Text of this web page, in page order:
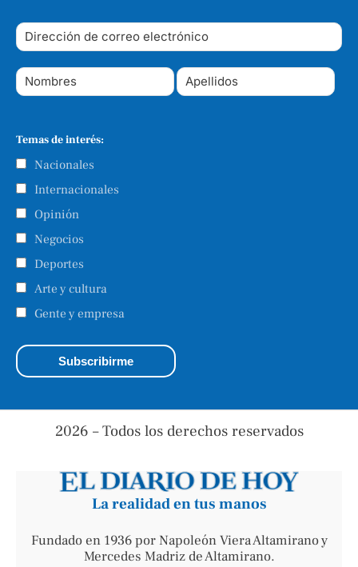
Temas de interés:
Nacionales
Internacionales
Opinión
Negocios
Deportes
Arte y cultura
Gente y empresa
2026 – Todos los derechos reservados
La realidad en tus manos
Fundado en 1936 por Napoleón Viera Altamirano y
Mercedes Madriz de Altamirano.